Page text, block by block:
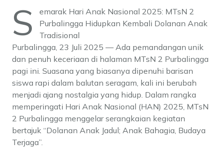
S
emarak Hari Anak Nasional 2025: MTsN 2
Purbalingga Hidupkan Kembali Dolanan Anak
Tradisional
Purbalingga, 23 Juli 2025 — Ada pemandangan unik
dan penuh keceriaan di halaman MTsN 2 Purbalingga
pagi ini. Suasana yang biasanya dipenuhi barisan
siswa rapi dalam balutan seragam, kali ini berubah
menjadi ajang nostalgia yang hidup. Dalam rangka
memperingati Hari Anak Nasional (HAN) 2025, MTsN
2 Purbalingga menggelar serangkaian kegiatan
bertajuk “Dolanan Anak Jadul; Anak Bahagia, Budaya
Terjaga”.